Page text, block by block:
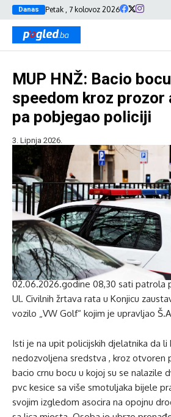
Danas Petak , 7 kolovoz 2026
MUP HNŽ: Bacio
speedom kroz prozor
pa pobjegao policiji
3. Lipnja 2026.
02.06.2026.godine 08,30 sati patrola
Ul. Civilnih žrtava rata u Konjicu
vozilo „VW Golf“ kojim je upravljao
Isti je na upit policijskih djelatnika da
nedozvoljena sredstva , kroz otvoren
bacio crnu bocu u kojoj su se nalazile
pvc kesice sa više smotuljaka bijele
svojim izgledom asocira na opojnu